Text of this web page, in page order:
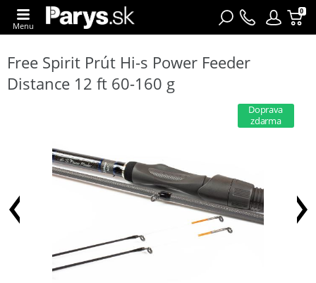
0
Menu
Free Spirit Prút Hi-s Power Feeder
Distance 12 ft 60-160 g
Doprava
zdarma